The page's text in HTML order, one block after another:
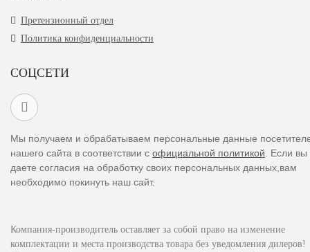
Претензионный отдел
Политика конфиденциальности
СОЦСЕТИ
Мы получаем и обрабатываем персональные данные
нашего сайта в соответствии с официальной политикой . Если
даете согласия на обработку своих персональных данных,вам
необходимо покинуть наш сайт.
Компания-производитель оставляет за собой право на изменение
комплектации и места производства товара без уведомления дилеров!